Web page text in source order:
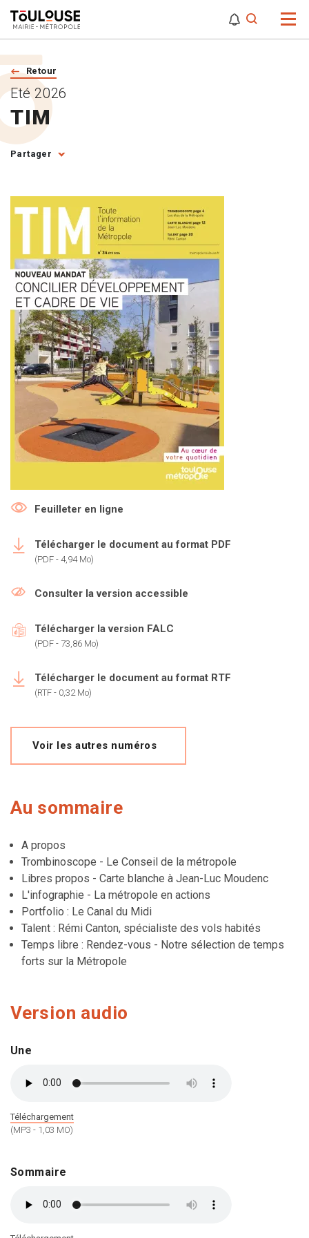
Retour
TIM
Eté 2026
Partager
Feuilleter en ligne
Télécharger le document au format PDF
(PDF - 4,94 Mo)
Consulter la version accessible
Télécharger la version FALC
(PDF - 73,86 Mo)
Télécharger le document au format RTF
(RTF - 0,32 Mo)
Voir les autres numéros
Au sommaire
A propos
Trombinoscope - Le Conseil de la métropole
Libres propos - Carte blanche à Jean-Luc Moudenc
L'infographie - La métropole en actions
Portfolio : Le Canal du Midi
Talent : Rémi Canton, spécialiste des vols habités
Temps libre : Rendez-vous - Notre sélection de temps
forts sur la Métropole
Version audio
Une
Téléchargement
(MP3 - 1,03 MO)
Sommaire